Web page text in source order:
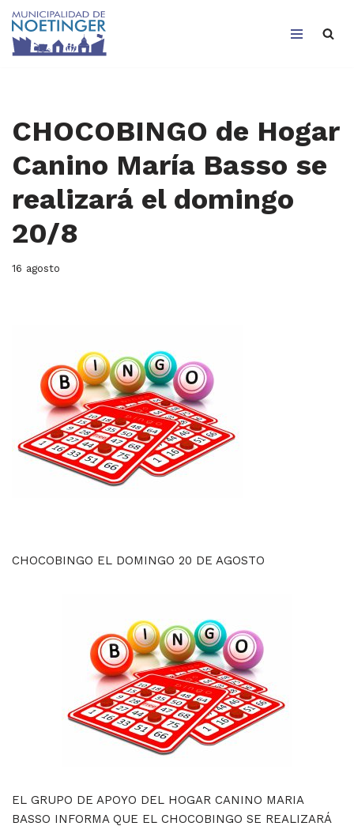
Saltar
CHOCOBINGO de Hogar
Canino María Basso se
realizará el domingo
20/8
16 agosto
CHOCOBINGO EL DOMINGO 20 DE AGOSTO
EL GRUPO DE APOYO DEL HOGAR CANINO MARIA
BASSO INFORMA QUE EL CHOCOBINGO SE REALIZARÁ